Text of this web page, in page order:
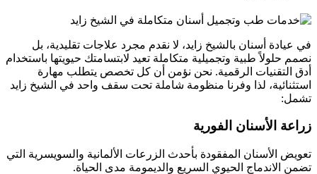
في عيادة أسنان بالشيخ زايد، لا نقدم مجرد علاجات تقليدية، بل
نصمم حلولاً طبية وتجميلية متكاملة تعيد لابتسامتك حيويتها باستخدام
أدق التقنيات الرقمية. نحن نؤمن أن كل تخصص يتطلب مهارة
استثنائية، لذا وفرنا منظومة شاملة تحت سقف واحد في الشيخ زايد
تشمل:
زراعة الأسنان الفورية
تعويض الأسنان المفقودة بأحدث الزرعات الألمانية والسويسرية التي
تضمن الاندماج الحيوي السريع والديمومة مدى الحياة.